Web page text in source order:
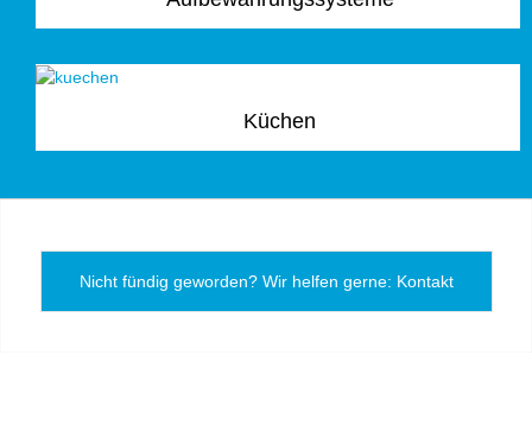
Küchen
Nicht fündig geworden? Wir helfen gerne: Kontakt